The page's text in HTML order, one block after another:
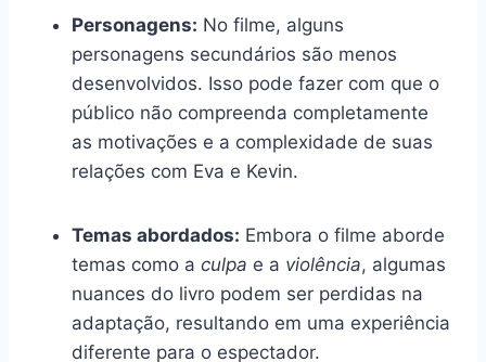
Personagens: No filme, alguns
personagens secundários são menos
desenvolvidos. Isso pode fazer com que o
público não compreenda completamente
as motivações e a complexidade de suas
relações com Eva e Kevin.
Temas abordados: Embora o filme aborde
temas como a culpa e a violência, algumas
nuances do livro podem ser perdidas na
adaptação, resultando em uma experiência
diferente para o espectador.